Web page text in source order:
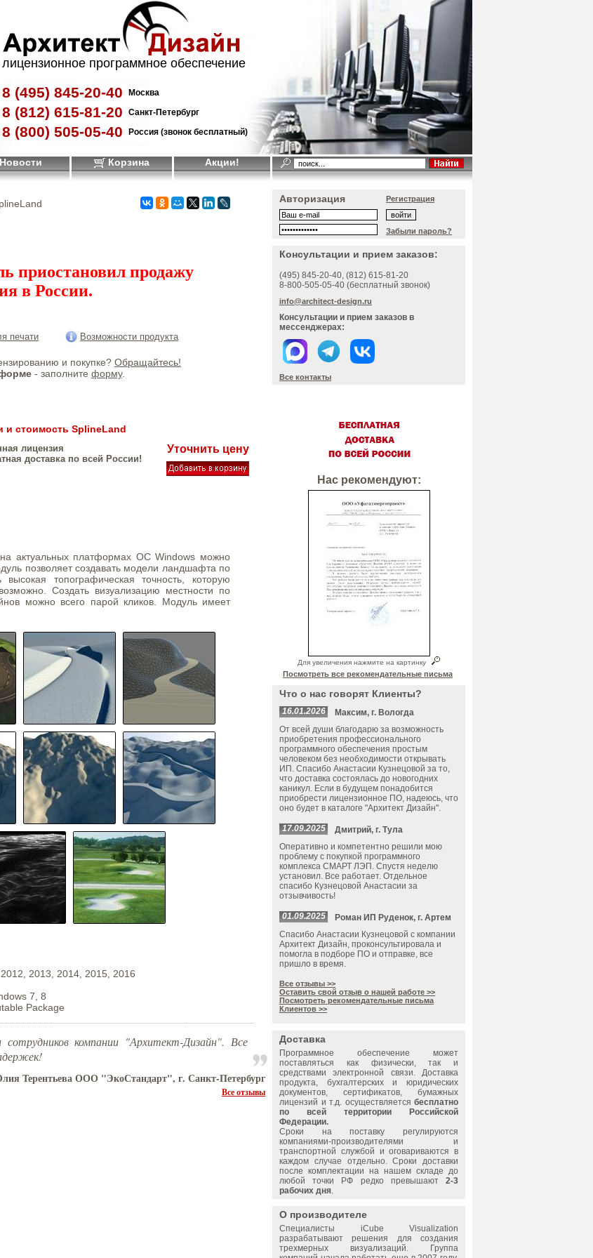
лицензионное программное обеспечение
8 (495) 845-20-40 Москва
8 (812) 615-81-20 Санкт-Петербург
8 (800) 505-05-40 Россия (звонок бесплатный)
Новости Корзина Акции!
приостановил продажу
в России.
печати Возможности продукта
и покупке? Обращайтесь!
- заполните форму.
и стоимость SplineLand
лицензия
доставка по всей России!
Уточнить цену
на актуальных платформах ОС Windows можно
позволяет создавать модели ландшафта по
топографическая точность, которую
Создать визуализацию местности по
можно всего парой кликов. Модуль имеет
2013, 2014, 2015, 2016
7, 8
Package
компании "Архитект-Дизайн". Все
Терентьева ООО "ЭкоСтандарт", г. Санкт-Петербург
Все отзывы
Авторизация Регистрация
Забыли пароль?
Консультации и прием заказов:
(495) 845-20-40, (812) 615-81-20
8-800-505-05-40 (бесплатный звонок)
info@architect-design.ru
Консультации и прием заказов в
мессенджерах:
Все контакты
Нас рекомендуют:
Для увеличения нажмите на картинку
Посмотреть все рекомендательные письма
Что о нас говорят Клиенты?
16.01.2026
Максим, г. Вологда
От всей души благодарю за возможность
приобретения профессионального
программного обеспечения простым
человеком без необходимости открывать
ИП. Спасибо Анастасии Кузнецовой за то,
что доставка состоялась до новогодних
каникул. Если в будущем понадобится
приобрести лицензионное ПО, надеюсь, что
оно будет в каталоге "Архитект Дизайн".
17.09.2025
Дмитрий, г. Тула
Оперативно и компетентно решили мою
проблему с покупкой программного
комплекса СМАРТ ЛЭП. Спустя неделю
установил. Все работает. Отдельное
спасибо Кузнецовой Анастасии за
отзывчивость!
01.09.2025
Роман ИП Руденок, г. Артем
Спасибо Анастасии Кузнецовой с компании
Архитект Дизайн, проконсультировала и
помогла в подборе ПО и отправке, все
пришло в время.
Все отзывы >>
Оставить свой отзыв о нашей работе >>
Посмотреть рекомендательные письма
Клиентов >>
Доставка
Программное обеспечение может
поставляться как физически, так и
средствами электронной связи. Доставка
продукта, бухгалтерских и юридических
документов, сертификатов, бумажных
лицензий и т.д. осуществляется бесплатно
по всей территории Российской
Федерации.
Сроки на поставку регулируются
компаниями-производителями и
транспортной службой и оговариваются в
каждом случае отдельно. Сроки доставки
после комплектации на нашем складе до
любой точки РФ редко превышают 2-3
рабочих дня.
О производителе
Специалисты iCube Visualization
разрабатывают решения для создания
трехмерных визуализаций. Группа